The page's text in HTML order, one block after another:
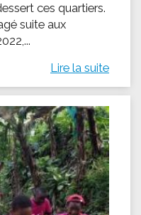
ces quartiers.
suite aux
Lire la suite